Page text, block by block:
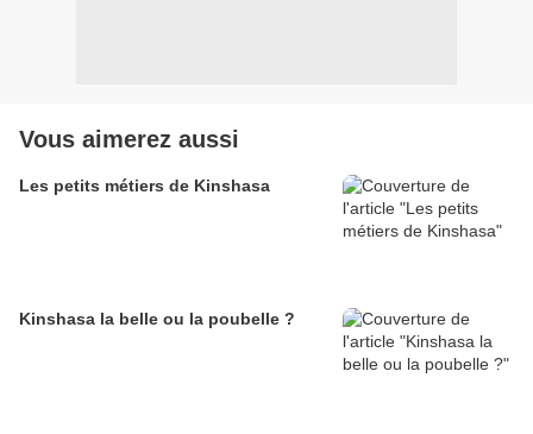
Vous aimerez aussi
Les petits métiers de Kinshasa
Kinshasa la belle ou la poubelle ?